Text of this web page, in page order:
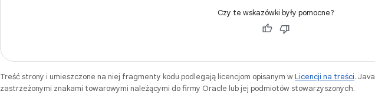
Czy te wskazówki były pomocne?
Treść strony i umieszczone na niej fragmenty kodu podlegają licencjom opisanym wLicencji na treści.
zastrzeżonymi znakami towarowymi należącymi do firmy Oracle lub jej podmiotów stowarzyszonych.